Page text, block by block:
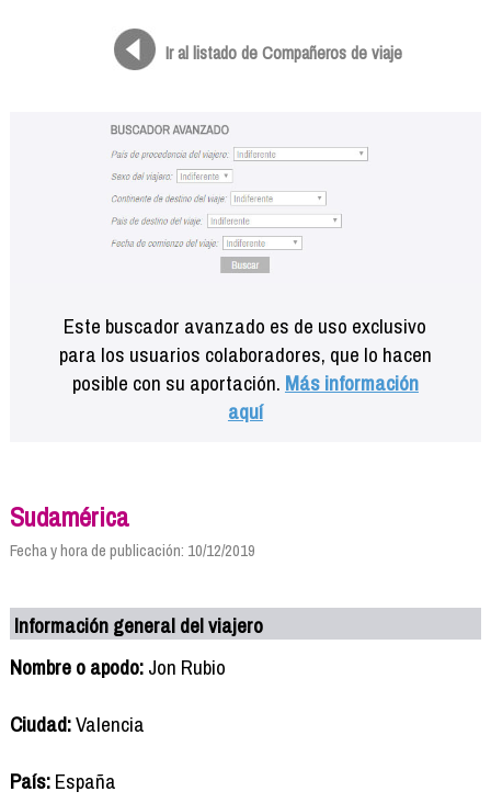
Ir al listado de Compañeros de viaje
Este buscador avanzado es de uso exclusivo
para los usuarios colaboradores, que lo hacen
posible con su aportación. Más información
aquí
Sudamérica
Fecha y hora de publicación: 10/12/2019
Información general del viajero
Nombre o apodo:Jon Rubio
Ciudad:Valencia
País:España